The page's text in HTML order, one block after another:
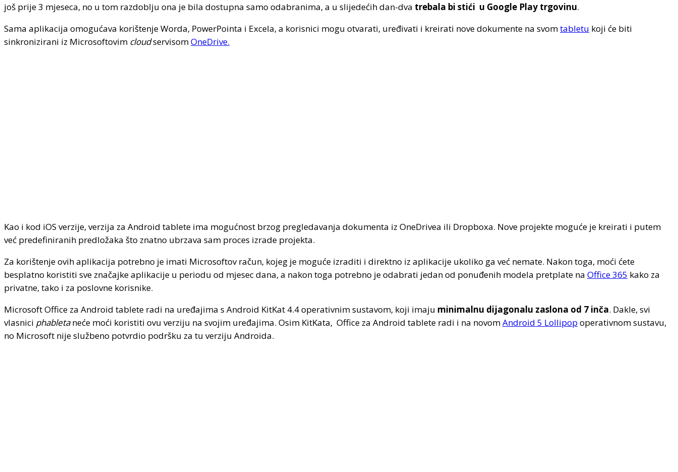
još prije 3 mjeseca, no u tom razdoblju ona je bila dostupna samo odabranima, a u slijedećih dan-dva trebala bi stići u Google Play trgovinu.
Sama aplikacija omogućava korištenje Worda, PowerPointa i Excela, a korisnici mogu otvarati, uređivati i kreirati nove dokumente na svomtabletu koji će biti
sinkronizirani iz Microsoftovim cloudservisomOneDrive.
Kao i kod iOS verzije, verzija za Android tablete ima mogućnost brzog pregledavanja dokumenta iz OneDrivea ili Dropboxa. Nove projekte moguće je kreirati i putem
već predefiniranih predložaka što znatno ubrzava sam proces izrade projekta.
Za korištenje ovih aplikacija potrebno je imati Microsoftov račun, kojeg je moguće izraditi i direktno iz aplikacije ukoliko ga već nemate. Nakon toga, moći ćete
besplatno koristiti sve značajke aplikacije u periodu od mjesec dana, a nakon toga potrebno je odabrati jedan od ponuđenih modela pretplate na Office 365 kako za
privatne, tako i za poslovne korisnike.
Microsoft Office za Android tablete radi na uređajima s Android KitKat 4.4 operativnim sustavom, koji imaju minimalnu dijagonalu zaslona od 7 inča. Dakle, svi
vlasnici phabletaneće moći koristiti ovu verziju na svojim uređajima. Osim KitKata, Office za Android tablete radi i na novomAndroid 5 Lollipop operativnom sustavu,
no Microsoft nije službeno potvrdio podršku za tu verziju Androida.